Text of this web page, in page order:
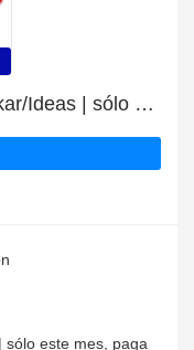
Hasta 7% de descuento en Afkar/Ideas | sólo este mes
sólo este mes, paga